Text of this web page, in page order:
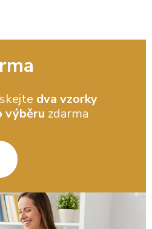
dva vzorky
výběru zdarma